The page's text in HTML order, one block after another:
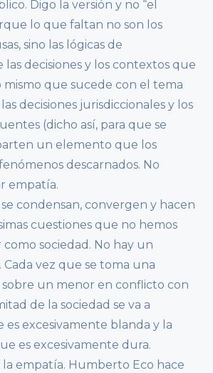
Digo la versión y no “el
lo que faltan no son los
sino las lógicas de
decisiones y los contextos que
mismo que sucede con el tema
decisiones jurisdiccionales y los
(dicho así, para que se
un elemento que los
descarnados. No
empatía.
condensan, convergen y hacen
cuestiones que no hemos
sociedad. No hay un
Cada vez que se toma una
sobre un menor en conflicto con
de la sociedad se va a
excesivamente blanda y la
es excesivamente dura.
empatía. Humberto Eco hace